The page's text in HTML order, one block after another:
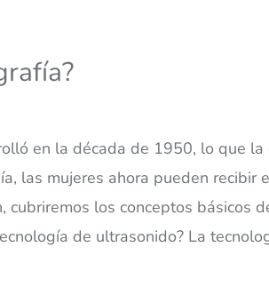
en la década de 1950, lo que
las mujeres ahora pueden
cubriremos los conceptos básicos
de ultrasonido? La